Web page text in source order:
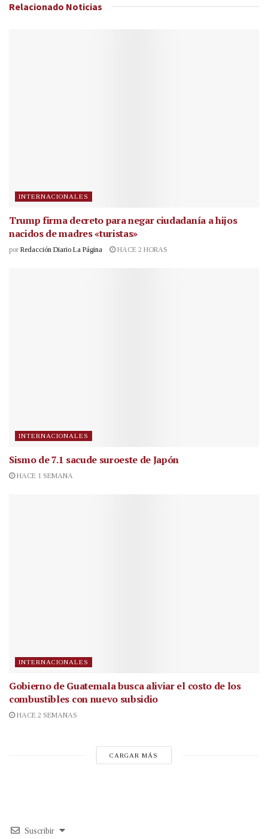
Relacionado Noticias
INTERNACIONALES
Trump firma decreto para negar ciudadanía a hijos
nacidos de madres «turistas»
por Redacción Diario La Página HACE 2 HORAS
INTERNACIONALES
Sismo de 7.1 sacude suroeste de Japón
HACE 1 SEMANA
INTERNACIONALES
Gobierno de Guatemala busca aliviar el costo de los
combustibles con nuevo subsidio
HACE 2 SEMANAS
CARGAR MÁS
Suscribir